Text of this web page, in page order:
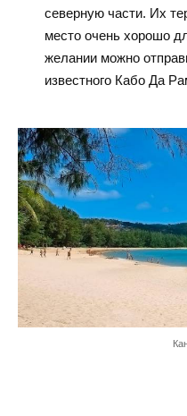
северную части. Их
место очень хорошо
желании можно
известного Кабо Да